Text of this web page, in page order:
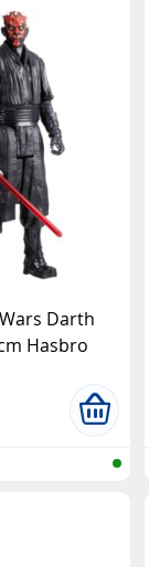
Darth
Hasbro